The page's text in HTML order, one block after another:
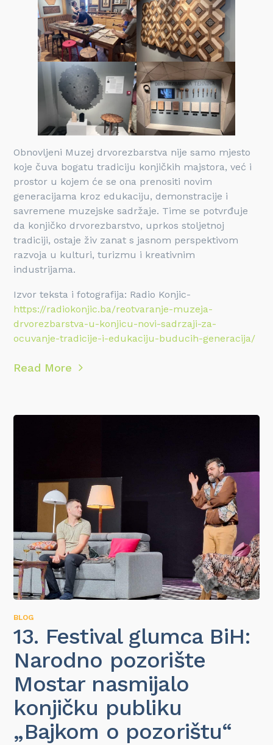
Obnovljeni Muzej drvorezbarstva nije samo mjesto
koje čuva bogatu tradiciju konjičkih majstora, već i
prostor u kojem će se ona prenositi novim
generacijama kroz edukaciju, demonstracije i
savremene muzejske sadržaje. Time se potvrđuje
da konjičko drvorezbarstvo, uprkos stoljetnoj
tradiciji, ostaje živ zanat s jasnom perspektivom
razvoja u kulturi, turizmu i kreativnim
industrijama.
Izvor teksta i fotografija: Radio Konjic-
https://radiokonjic.ba/reotvaranje-muzeja-
drvorezbarstva-u-konjicu-novi-sadrzaji-za-
ocuvanje-tradicije-i-edukaciju-buducih-generacija/
Read More
BLOG
13. Festival glumca BiH:
Narodno pozorište
Mostar nasmijalo
konjičku publiku
„Bajkom o pozorištu“